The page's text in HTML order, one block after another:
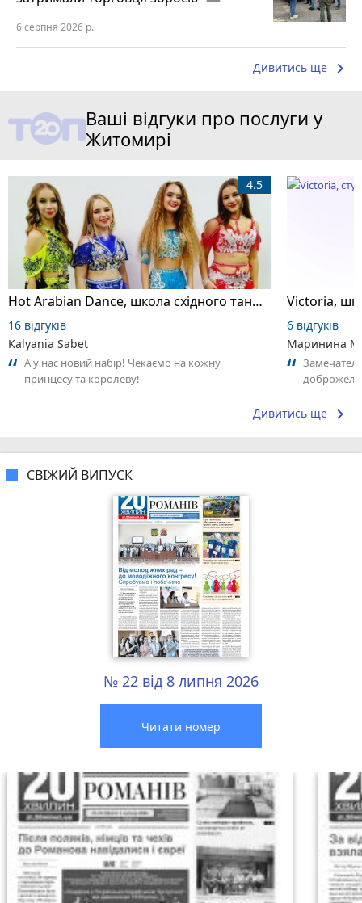
6 серпня 2026 р.
Дивитись ще keyboard_arrow_right
Ваші відгуки про послуги у
Житомирі
Hot Arabian Dance, школа східного танцю
4.5
16 відгуків
Kalyania Sabet
А у нас новий набір! Чекаємо на кожну
принцесу та королеву!
6 відгуків
Маринина
Дивитись ще keyboard_arrow_right
СВІЖИЙ ВИПУСК
№ 22 від 8 липня 2026
Читати номер